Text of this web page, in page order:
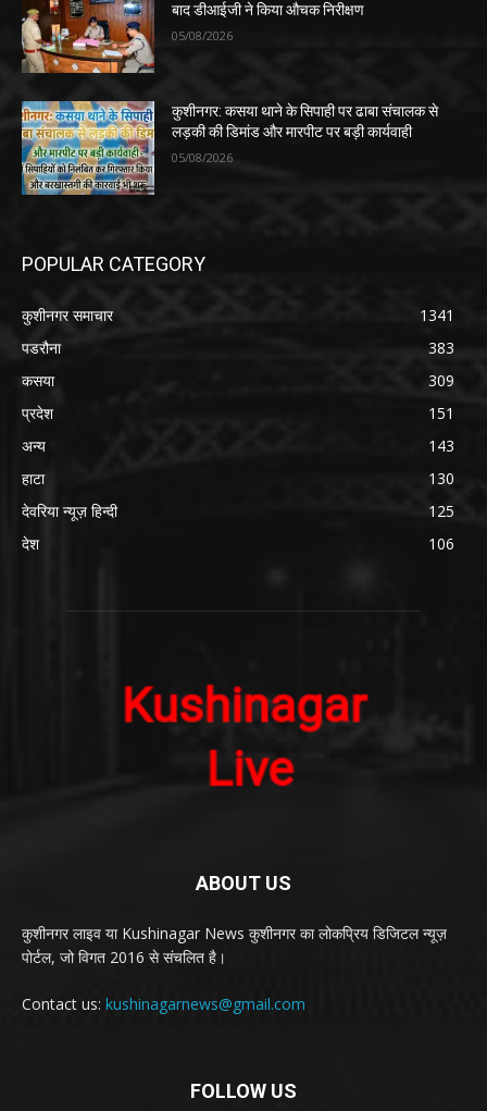
बाद डीआईजी ने किया औचक निरीक्षण
05/08/2026
कुशीनगर: कसया थाने के सिपाही पर ढाबा संचालक से
लड़की की डिमांड और मारपीट पर बड़ी कार्यवाही
05/08/2026
POPULAR CATEGORY
कुशीनगर समाचार
1341
पडरौना
383
कसया
309
प्रदेश
151
अन्य
143
हाटा
130
देवरिया न्यूज़ हिन्दी
125
देश
106
ABOUT US
कुशीनगर लाइव या Kushinagar News कुशीनगर का लोकप्रिय डिजिटल न्यूज़
पोर्टल, जो विगत 2016 से संचलित है।
Contact us: kushinagarnews@gmail.com
FOLLOW US